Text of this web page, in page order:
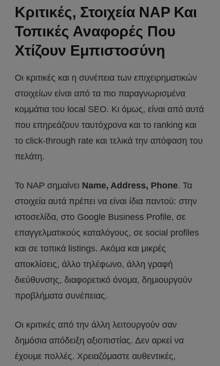
Κριτικές, Στοιχεία NAP Και
Τοπικές Αναφορές Που
Χτίζουν Εμπιστοσύνη
Οι κριτικές και η συνέπεια των επιχειρηματικών
στοιχείων είναι από τα πιο παραγνωρισμένα
κομμάτια του local SEO. Κι όμως, είναι από αυτά
που επηρεάζουν ταυτόχρονα και το ranking και
το click-through rate και τελικά την απόφαση του
πελάτη.
Το NAP σημαίνει Name, Address, Phone. Τα
στοιχεία αυτά πρέπει να είναι ίδια παντού: στην
ιστοσελίδα, στο Google Business Profile, σε
επαγγελματικούς καταλόγους, σε social profiles
και σε τοπικά listings. Ακόμα και μικρές
αποκλίσεις, άλλο τηλέφωνο, άλλη γραφή
διεύθυνσης, διαφορετικό όνομα, δημιουργούν
προβλήματα συνέπειας.
Οι κριτικές από την άλλη λειτουργούν σαν
δημόσια απόδειξη αξιοπιστίας. Δεν αρκεί να
έχουμε πολλές. Χρειαζόμαστε αυθεντικές,